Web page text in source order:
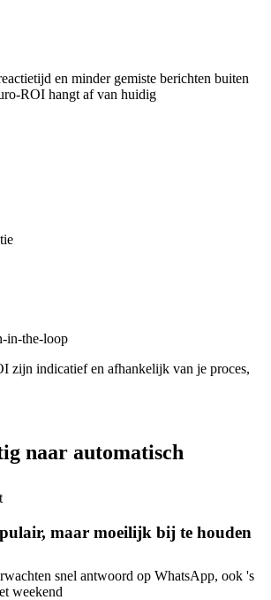
en minder gemiste berichten buiten
ROI hangt af van huidig
in-the-loop
zijn indicatief en afhankelijk van je proces,
naar automatisch
maar moeilijk bij te houden
snel antwoord op WhatsApp, ook 's
weekend